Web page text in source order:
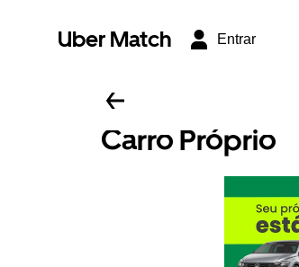
Uber Match Entrar
Carro Próprio